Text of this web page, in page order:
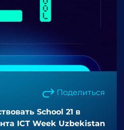
Поделиться
School 21 в
ICT Week Uzbekistan